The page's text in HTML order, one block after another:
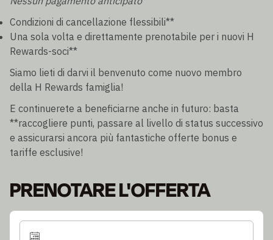
Condizioni di cancellazione flessibili**
Una sola volta e direttamente prenotabile per i nuovi H
Rewards-soci**
Siamo lieti di darvi il benvenuto come nuovo membro
della H Rewards famiglia!
E continuerete a beneficiarne anche in futuro: basta
**raccogliere punti, passare al livello di status successivo
e assicurarsi ancora più fantastiche offerte bonus e
tariffe esclusive!
PRENOTARE L'OFFERTA